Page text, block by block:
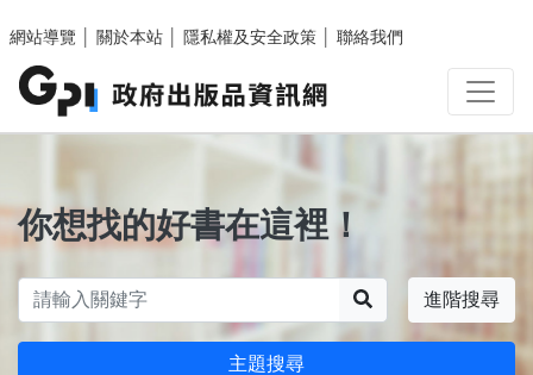
網站導覽
關於本站 隱私權及安全政策 聯絡我們
你想找的好書在這裡！
進階搜尋
主題搜尋